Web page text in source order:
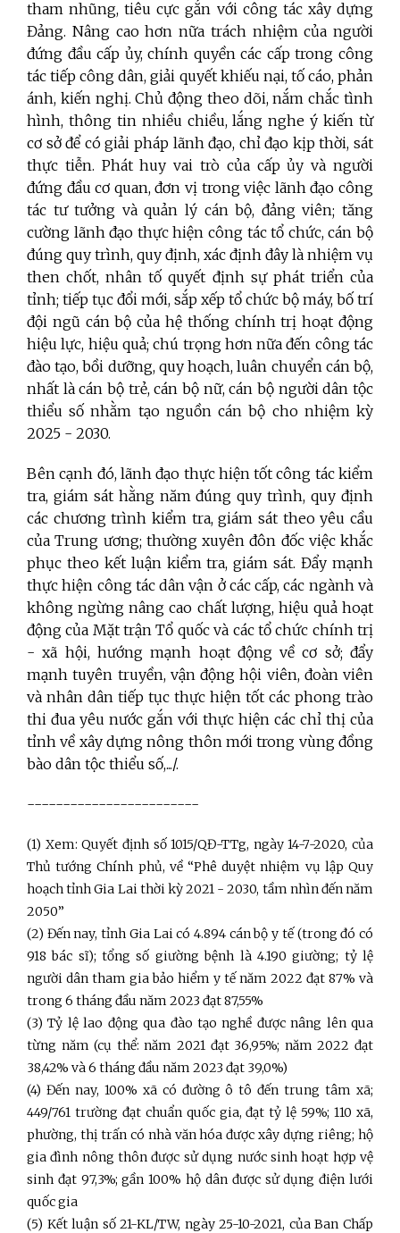
tham nhũng, tiêu cực gắn với công tác xây dựng
Đảng. Nâng cao hơn nữa trách nhiệm của người
đứng đầu cấp ủy, chính quyền các cấp trong công
tác tiếp công dân, giải quyết khiếu nại, tố cáo, phản
ánh, kiến nghị. Chủ động theo dõi, nắm chắc tình
hình, thông tin nhiều chiều, lắng nghe ý kiến từ
cơ sở để có giải pháp lãnh đạo, chỉ đạo kịp thời, sát
thực tiễn. Phát huy vai trò của cấp ủy và người
đứng đầu cơ quan, đơn vị trong việc lãnh đạo công
tác tư tưởng và quản lý cán bộ, đảng viên; tăng
cường lãnh đạo thực hiện công tác tổ chức, cán bộ
đúng quy trình, quy định, xác định đây là nhiệm vụ
then chốt, nhân tố quyết định sự phát triển của
tỉnh; tiếp tục đổi mới, sắp xếp tổ chức bộ máy, bố trí
đội ngũ cán bộ của hệ thống chính trị hoạt động
hiệu lực, hiệu quả; chú trọng hơn nữa đến công tác
đào tạo, bồi dưỡng, quy hoạch, luân chuyển cán bộ,
nhất là cán bộ trẻ, cán bộ nữ, cán bộ người dân tộc
thiểu số nhằm tạo nguồn cán bộ cho nhiệm kỳ
2025 - 2030.
Bên cạnh đó, lãnh đạo thực hiện tốt công tác kiểm
tra, giám sát hằng năm đúng quy trình, quy định
các chương trình kiểm tra, giám sát theo yêu cầu
của Trung ương; thường xuyên đôn đốc việc khắc
phục theo kết luận kiểm tra, giám sát. Đẩy mạnh
thực hiện công tác dân vận ở các cấp, các ngành và
không ngừng nâng cao chất lượng, hiệu quả hoạt
động của Mặt trận Tổ quốc và các tổ chức chính trị
- xã hội, hướng mạnh hoạt động về cơ sở; đẩy
mạnh tuyên truyền, vận động hội viên, đoàn viên
và nhân dân tiếp tục thực hiện tốt các phong trào
thi đua yêu nước gắn với thực hiện các chỉ thị của
tỉnh về xây dựng nông thôn mới trong vùng đồng
bào dân tộc thiểu số,.../.
------------------------
(1) Xem: Quyết định số 1015/QĐ-TTg, ngày 14-7-2020, của
Thủ tướng Chính phủ, về “Phê duyệt nhiệm vụ lập Quy
hoạch tỉnh Gia Lai thời kỳ 2021 - 2030, tầm nhìn đến năm
2050”
(2) Đến nay, tỉnh Gia Lai có 4.894 cán bộ y tế (trong đó có
918 bác sĩ); tổng số giường bệnh là 4.190 giường; tỷ lệ
người dân tham gia bảo hiểm y tế năm 2022 đạt 87% và
trong 6 tháng đầu năm 2023 đạt 87,55%
(3) Tỷ lệ lao động qua đào tạo nghề được nâng lên qua
từng năm (cụ thể: năm 2021 đạt 36,95%; năm 2022 đạt
38,42% và 6 tháng đầu năm 2023 đạt 39,0%)
(4) Đến nay, 100% xã có đường ô tô đến trung tâm xã;
449/761 trường đạt chuẩn quốc gia, đạt tỷ lệ 59%; 110 xã,
phường, thị trấn có nhà văn hóa được xây dựng riêng; hộ
gia đình nông thôn được sử dụng nước sinh hoạt hợp vệ
sinh đạt 97,3%; gần 100% hộ dân được sử dụng điện lưới
quốc gia
(5) Kết luận số 21-KL/TW, ngày 25-10-2021, của Ban Chấp